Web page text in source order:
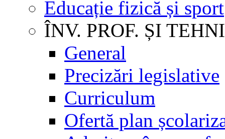
Educație fizică și sport
ÎNV. PROF. ȘI
General
Precizări legislative
Curriculum
Ofertă plan